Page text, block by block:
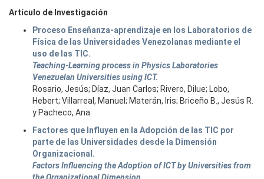
Artículo de Investigación
Proceso Enseñanza-aprendizaje en los Laboratorios de
Física de las Universidades Venezolanas mediante el
uso de las TIC.
Teaching-Learning process in Physics Laboratories
Venezuelan Universities using ICT.
Rosario, Jesús; Díaz, Juan Carlos; Rivero, Dilue; Lobo,
Hebert; Villarreal, Manuel; Materán, Iris; Briceño B., Jesús R.
y Pacheco, Ana
Factores que Influyen en la Adopción de las TIC por
parte de las Universidades desde la Dimensión
Organizacional.
Factors Influencing the Adoption of ICT by Universities from